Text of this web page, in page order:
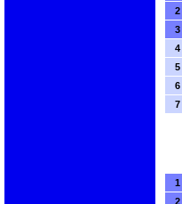
2
3
4
5
6
7
1
2